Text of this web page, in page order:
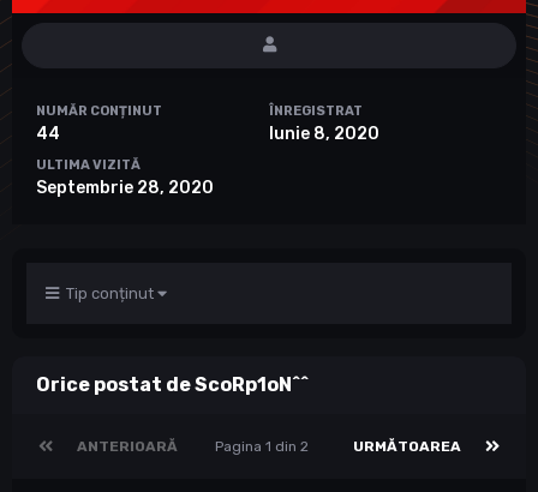
NUMĂR CONȚINUT
44
ÎNREGISTRAT
Iunie 8, 2020
ULTIMA VIZITĂ
Septembrie 28, 2020
Tip conținut
Orice postat de ScoRp1oN^^
ANTERIOARĂ URMĂTOAREA
Pagina 1 din 2